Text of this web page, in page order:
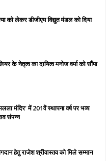
को लेकर डीजीएम विद्युत मंडल को दिया
के नेतृत्व का दायित्व मनोज वर्मा को सौंपा
मंदिर' में 201वें स्थापना वर्ष पर भव्य
संपन्न
हेतु राजेश श्रीवास्तव को मिले सम्मान